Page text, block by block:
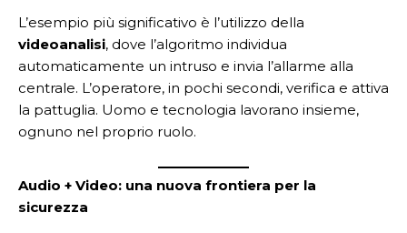
L’esempio più significativo è l’utilizzo della
videoanalisi, dove l’algoritmo individua
automaticamente un intruso e invia l’allarme alla
centrale. L’operatore, in pochi secondi, verifica e attiva
la pattuglia. Uomo e tecnologia lavorano insieme,
ognuno nel proprio ruolo.
Audio + Video: una nuova frontiera per la
sicurezza